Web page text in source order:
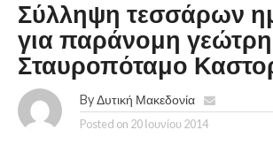
Σύλληψη τεσσάρων
για παράνομη
Σταυροπόταμο
By Δυτική Μακεδονία
Posted on 20 Ιουνίου 2014